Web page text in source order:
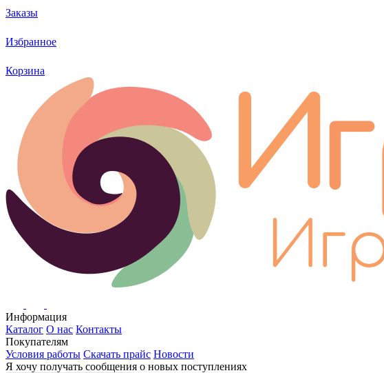
Заказы
Избранное
Корзина
Информация
Каталог О нас Контакты
Покупателям
Условия работы Скачать прайс Новости
Я хочу получать сообщения о новых поступлениях